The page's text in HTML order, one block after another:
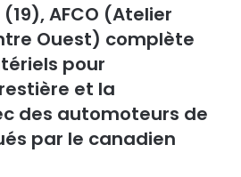
AFCO (Atelier
Ouest) complète
pour
et la
des automoteurs de
par le canadien